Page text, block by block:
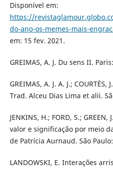
Disponível em:
https://
do-ano-os-memes-mais-
em: 15 fev. 2021.
GREIMAS, A. J. Du sens II.
GREIMAS, A. J. A. J.;
Trad. Alceu Dias Lima et alii.
JENKINS, H.; FORD, S.;
valor e significação por meio
de Patrícia Aurnaud. São
LANDOWSKI, E. Interações